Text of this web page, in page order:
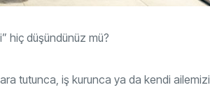
hiç düşündünüz mü?
tutunca, iş kurunca ya da kendi ailemizi